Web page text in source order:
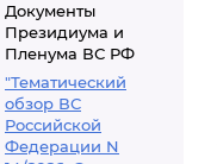
Документы
Президиума и
Пленума ВС РФ
"Тематический
обзор ВС
Российской
Федерации N